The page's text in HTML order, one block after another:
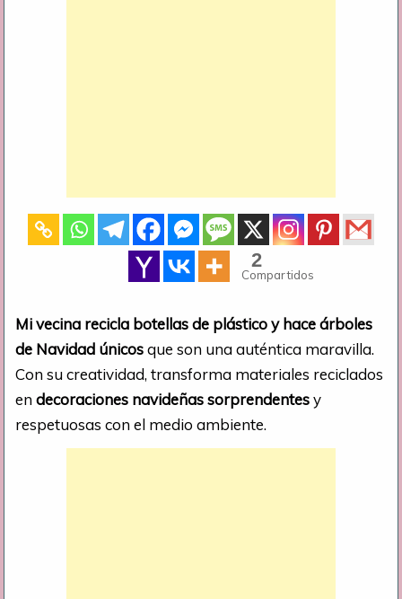
2
Compartidos
Mi vecina recicla botellas de plástico y hace árboles
de Navidad únicosque son una auténtica maravilla.
Con su creatividad, transforma materiales reciclados
endecoraciones navideñas sorprendentesy
respetuosas con el medio ambiente.